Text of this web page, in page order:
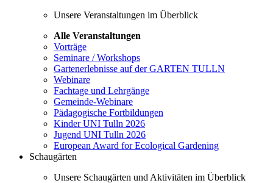
Unsere Veranstaltungen im Überblick
Alle Veranstaltungen
Vorträge
Seminare / Workshops
Gartenerlebnisse auf der GARTEN TULLN
Webinare
Fachtage und Lehrgänge
Gemeinde-Webinare
Pädagogische Fortbildungen
Kinder UNI Tulln 2026
Jugend UNI Tulln 2026
European Award for Ecological Gardening
Schaugärten
Unsere Schaugärten und Aktivitäten im Überblick